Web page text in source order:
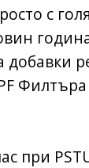
с
добавки
при